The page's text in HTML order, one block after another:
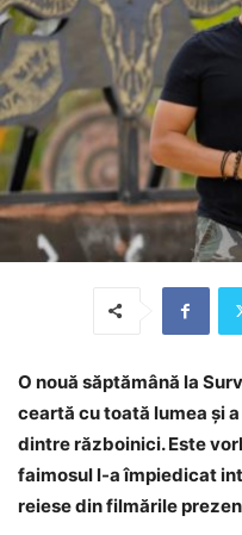
O nouă săptămână la
ceartă cu toată lumea și
dintre războinici. Este
faimosul l-a împiedicat
reiese din filmările